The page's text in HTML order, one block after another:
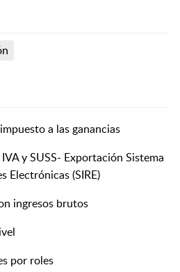
a las ganancias
y SUSS- Exportación Sistema
Electrónicas (SIRE)
ingresos brutos
por roles